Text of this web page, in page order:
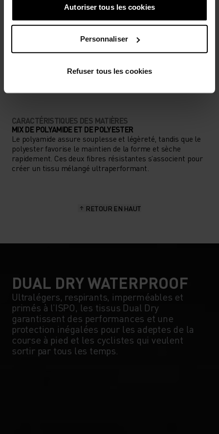
Autoriser tous les cookies
Personnaliser
Refuser tous les cookies
BAS MODÉRÉ ÉLEVÉ
ACTIVITÉS À HAUTE INTENSITÉ
CARACTÉRISTIQUES DES MATIÈRES
MIX DE POLYAMIDE ET DE POLYESTER
Le polyamide assure souplesse et légèreté, tandis que le
polyester favorise le maintien de la forme et sèche
rapidement. Ces deux fibres résistantes s’associent pour
créer un tissu mélangé ultraperformant.
RETOUR EN HAUT
DUAL DRY WATERPROOF
Ultralégers, respirants, imperméables et
primés à l’ISPO, les tissus Dual Dry
garantissent des performances et une
protection inégalées pour les adeptes de la
course à pied et les cyclistes qui veulent
sortir par tous les temps.